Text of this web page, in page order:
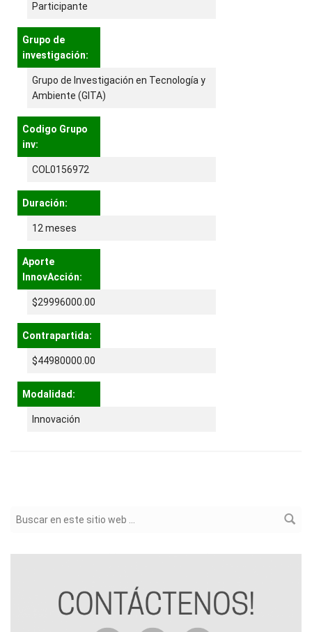
Participante
Grupo de
investigación:
Grupo de Investigación en Tecnología y
Ambiente (GITA)
Codigo Grupo
inv:
COL0156972
Duración:
12 meses
Aporte
InnovAcción:
$29996000.00
Contrapartida:
$44980000.00
Modalidad:
Innovación
Formulario de búsqueda